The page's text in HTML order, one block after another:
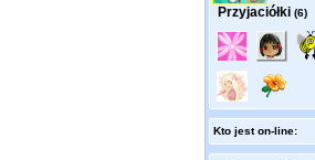
Przyjaciółki (6)
Kto jest on-line: